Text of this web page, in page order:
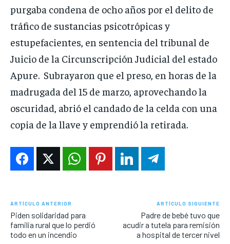
purgaba condena de ocho años por el delito de
tráfico de sustancias psicotrópicas y
estupefacientes, en sentencia del tribunal de
Juicio de la Circunscripción Judicial del estado
Apure. Subrayaron que el preso, en horas de la
madrugada del 15 de marzo, aprovechando la
oscuridad, abrió el candado de la celda con una
copia de la llave y emprendió la retirada.
ARTÍCULO ANTERIOR
Piden solidaridad para
familia rural que lo perdió
todo en un incendio
ARTÍCULO SIGUIENTE
Padre de bebé tuvo que
acudir a tutela para remisión
a hospital de tercer nivel